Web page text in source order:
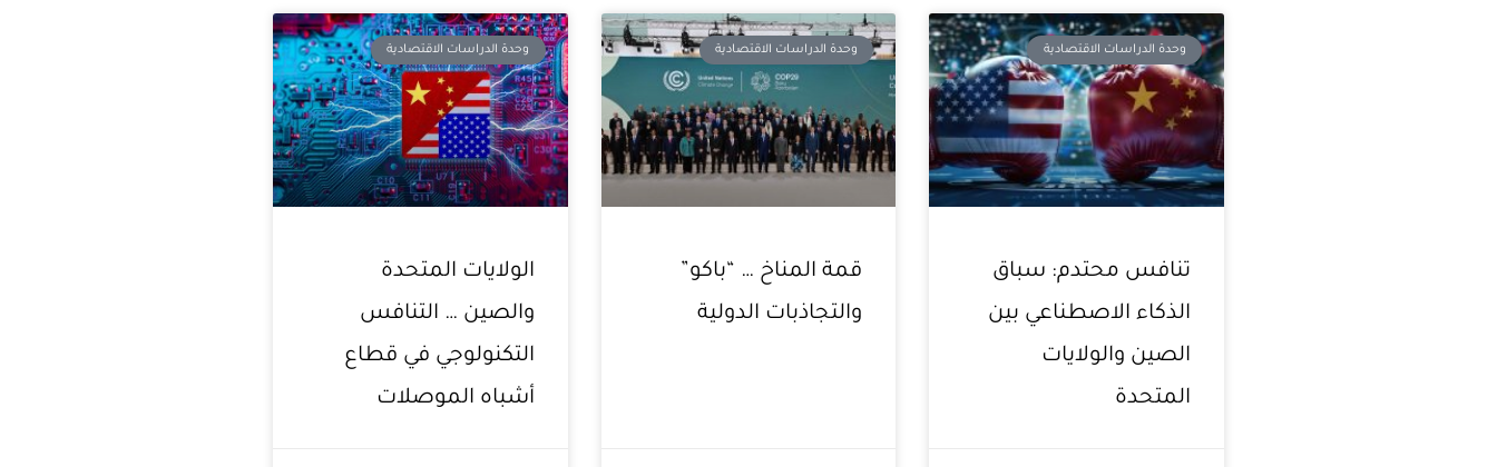
وحدة الدراسات الاقتصادية
تنافس محتدم: سباق
الذكاء الاصطناعي بين
الصين والولايات
المتحدة
وحدة الدراسات الاقتصادية
قمة المناخ … “باكو”
والتجاذبات الدولية
وحدة الدراسات الاقتصادية
الولايات المتحدة
والصين … التنافس
التكنولوجي في قطاع
أشباه الموصلات